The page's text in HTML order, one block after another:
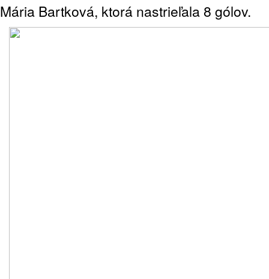
Mária Bartková, ktorá nastrieľala 8 gólov.